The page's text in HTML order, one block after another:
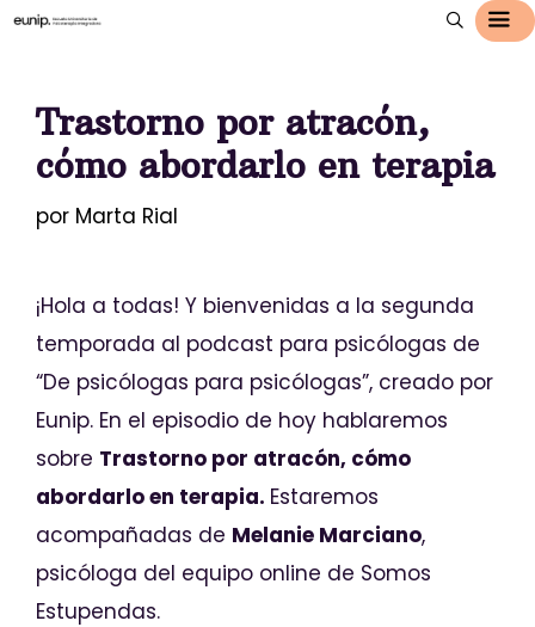
Trastorno por atracón,
cómo abordarlo en terapia
por Marta Rial
¡Hola a todas! Y bienvenidas a la segunda
temporada al podcast para psicólogas de
“De psicólogas para psicólogas”, creado por
Eunip. En el episodio de hoy hablaremos
sobre Trastorno por atracón, cómo
abordarlo en terapia. Estaremos
acompañadas de Melanie Marciano,
psicóloga del equipo online de Somos
Estupendas.